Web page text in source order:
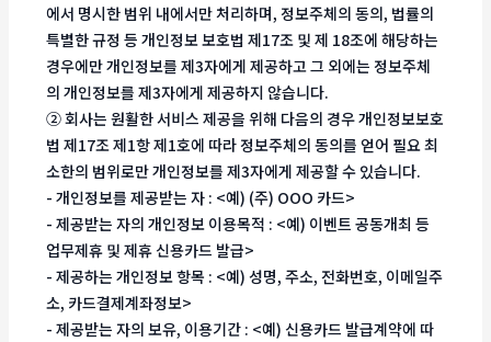
에서 명시한 범위 내에서만 처리하며, 정보주체의 동의, 법률의
특별한 규정 등 개인정보 보호법 제17조 및 제 18조에 해당하는
경우에만 개인정보를 제3자에게 제공하고 그 외에는 정보주체
의 개인정보를 제3자에게 제공하지 않습니다.
② 회사는 원활한 서비스 제공을 위해 다음의 경우 개인정보보호
법 제17조 제1항 제1호에 따라 정보주체의 동의를 얻어 필요 최
소한의 범위로만 개인정보를 제3자에게 제공할 수 있습니다.
- 개인정보를 제공받는 자 : <예) (주) OOO 카드>
- 제공받는 자의 개인정보 이용목적 : <예) 이벤트 공동개최 등
업무제휴 및 제휴 신용카드 발급>
- 제공하는 개인정보 항목 : <예) 성명, 주소, 전화번호, 이메일주
소, 카드결제계좌정보>
- 제공받는 자의 보유, 이용기간 : <예) 신용카드 발급계약에 따